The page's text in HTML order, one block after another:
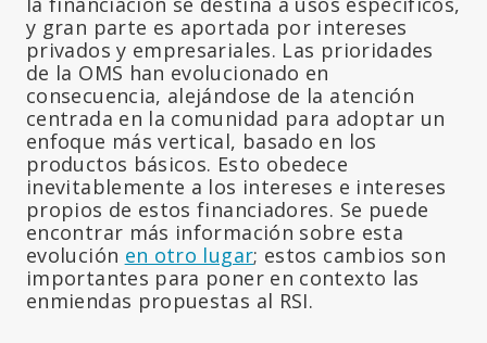
y gran parte es aportada por intereses
privados y empresariales. Las prioridades
de la OMS han evolucionado en
consecuencia, alejándose de la atención
centrada en la comunidad para adoptar un
enfoque más vertical, basado en los
productos básicos. Esto obedece
inevitablemente a los intereses e intereses
propios de estos financiadores. Se puede
encontrar más información sobre esta
evolución en otro lugar; estos cambios son
importantes para poner en contexto las
enmiendas propuestas al RSI.